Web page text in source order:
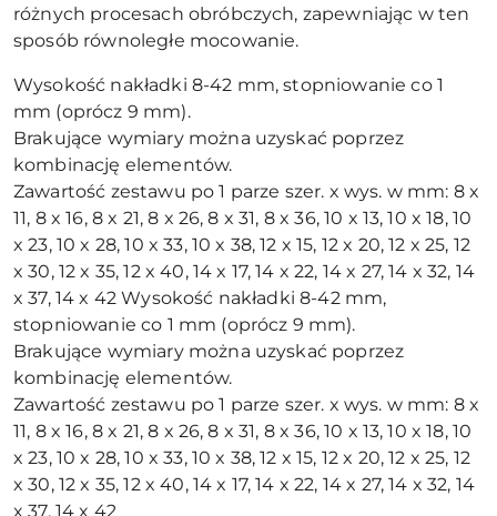
różnych procesach obróbczych, zapewniając w ten
sposób równoległe mocowanie.
Wysokość nakładki 8-42 mm, stopniowanie co 1
mm (oprócz 9 mm).
Brakujące wymiary można uzyskać poprzez
kombinację elementów.
Zawartość zestawu po 1 parze szer. x wys. w mm: 8 x
11, 8 x 16, 8 x 21, 8 x 26, 8 x 31, 8 x 36, 10 x 13, 10 x 18, 10
x 23, 10 x 28, 10 x 33, 10 x 38, 12 x 15, 12 x 20, 12 x 25, 12
x 30, 12 x 35, 12 x 40, 14 x 17, 14 x 22, 14 x 27, 14 x 32, 14
x 37, 14 x 42 Wysokość nakładki 8-42 mm,
stopniowanie co 1 mm (oprócz 9 mm).
Brakujące wymiary można uzyskać poprzez
kombinację elementów.
Zawartość zestawu po 1 parze szer. x wys. w mm: 8 x
11, 8 x 16, 8 x 21, 8 x 26, 8 x 31, 8 x 36, 10 x 13, 10 x 18, 10
x 23, 10 x 28, 10 x 33, 10 x 38, 12 x 15, 12 x 20, 12 x 25, 12
x 30, 12 x 35, 12 x 40, 14 x 17, 14 x 22, 14 x 27, 14 x 32, 14
x 37, 14 x 42